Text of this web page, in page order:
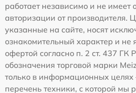
работает независимо и не имеет
авторизации от производителя.
указанные на сайте, носят
ознакомительный характер и не
офертой согласно п. 2 ст. 437 ГК
обозначения торговой марки
только в информационных целях
перечень техники, с которой мы